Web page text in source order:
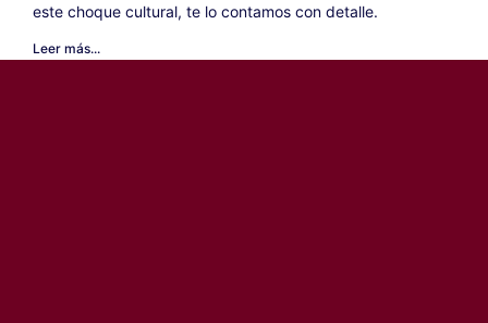
este choque cultural, te lo contamos con detalle.
Leer más...